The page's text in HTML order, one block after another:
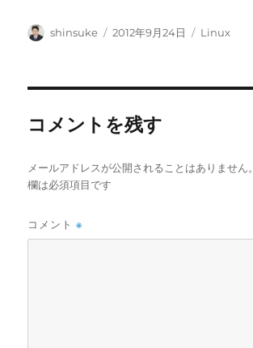
投
shinsuke
投
2012年9月24日
カ
Linux
コメントを残す
メールアドレスが公開されることはありません。
欄は必須項目です
コメント※